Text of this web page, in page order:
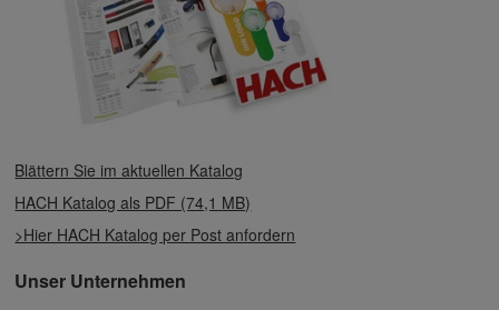
Blättern Sie im aktuellen Katalog
HACH Katalog als PDF (74,1 MB)
>Hier HACH Katalog per Post anfordern
Unser Unternehmen